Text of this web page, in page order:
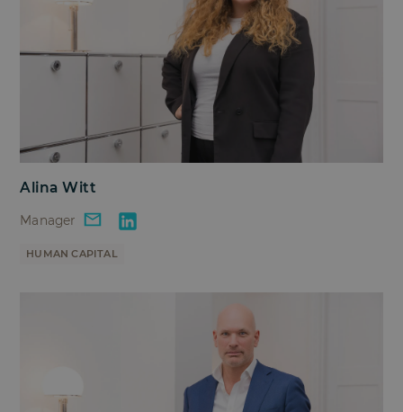
Alina Witt
Manager
HUMAN CAPITAL